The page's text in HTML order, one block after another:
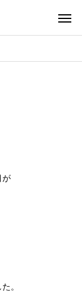
が
。